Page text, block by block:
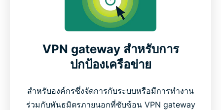
VPN gateway สำหรับการ
ปกป้องเครือข่าย
สำหรับองค์กรซึ่งจัดการกับระบบหรือมีการทำงาน
ร่วมกับพันธมิตรภายนอกที่ซับซ้อน VPN gateway